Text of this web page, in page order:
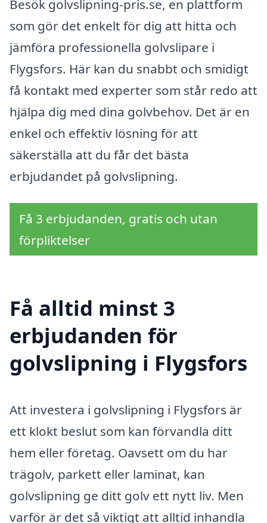
Besök golvslipning-pris.se, en plattform
som gör det enkelt för dig att hitta och
jämföra professionella golvslipare i
Flygsfors. Här kan du snabbt och smidigt
få kontakt med experter som står redo att
hjälpa dig med dina golvbehov. Det är en
enkel och effektiv lösning för att
säkerställa att du får det bästa
erbjudandet på golvslipning.
Få 3 erbjudanden, gratis och utan
förpliktelser
Få alltid minst 3
erbjudanden för
golvslipning i Flygsfors
Att investera i golvslipning i Flygsfors är
ett klokt beslut som kan förvandla ditt
hem eller företag. Oavsett om du har
trägolv, parkett eller laminat, kan
golvslipning ge ditt golv ett nytt liv. Men
varför är det så viktigt att alltid inhandla